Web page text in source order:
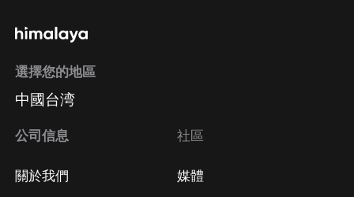
選擇您的地區
中國台湾
公司信息
關於我們
社區
媒體